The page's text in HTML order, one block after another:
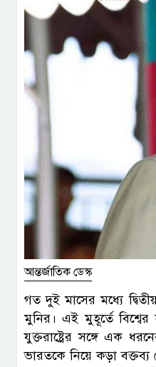
আন্তর্জাতিক ডেস্ক
গত দুই মাসের মধ্যে
মুনির। এই মুহূর্তে বিশ্বের
যুক্তরাষ্ট্রের সঙ্গে এক
ভারতকে নিয়ে কড়া বক্তব্য